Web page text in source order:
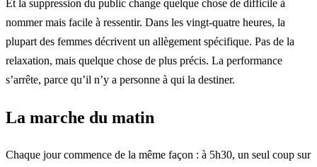
Et la suppression du public change quelque chose de difficile à
nommer mais facile à ressentir. Dans les vingt-quatre heures, la
plupart des femmes décrivent un allègement spécifique. Pas de la
relaxation, mais quelque chose de plus précis. La performance
s’arrête, parce qu’il n’y a personne à qui la destiner.
La marche du matin
Chaque jour commence de la même façon : à 5h30, un seul coup sur